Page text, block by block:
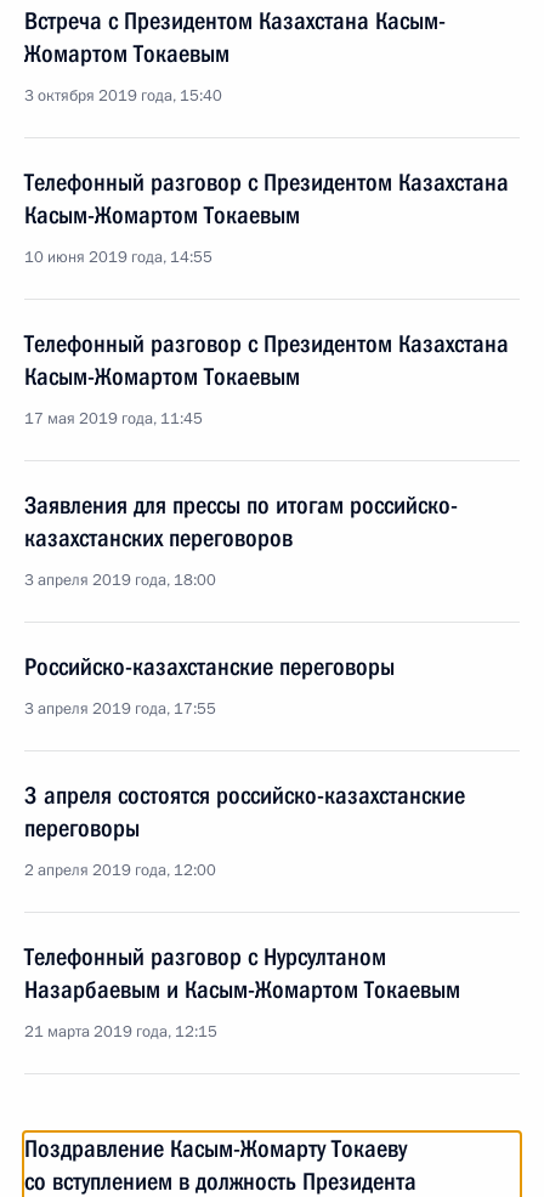
Встреча с Президентом Казахстана Касым-
Жомартом Токаевым
3 октября 2019 года, 15:40
Телефонный разговор с Президентом Казахстана
Касым-Жомартом Токаевым
10 июня 2019 года, 14:55
Телефонный разговор с Президентом Казахстана
Касым-Жомартом Токаевым
17 мая 2019 года, 11:45
Заявления для прессы по итогам российско-
казахстанских переговоров
3 апреля 2019 года, 18:00
Российско-казахстанские переговоры
3 апреля 2019 года, 17:55
3 апреля состоятся российско-казахстанские
переговоры
2 апреля 2019 года, 12:00
Телефонный разговор с Нурсултаном
Назарбаевым и Касым-Жомартом Токаевым
21 марта 2019 года, 12:15
Поздравление Касым-Жомарту Токаеву
со вступлением в должность Президента